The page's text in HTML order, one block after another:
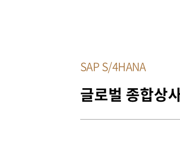
SAP S/4HANA
글로벌 종합상